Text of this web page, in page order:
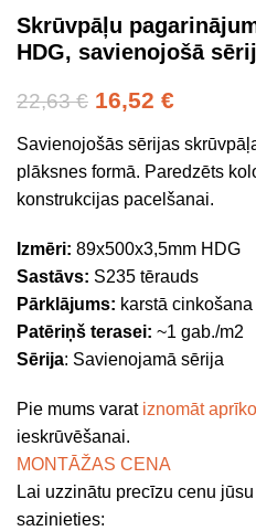
Skrūvpāļu
HDG, savienojošā
22,63€ 16,52 €
Savienojošās sērijas
plāksnes formā. Paredzēts
konstrukcijas pacelšanai.
Izmēri: 89x500x3,5mm HDG
Sastāvs: S235 tērauds
Pārklājums: karstā cinkošana
Patēriņš terasei: ~1 gab./m2
Sērija: Savienojamā sērija
Pie mums varat iznomāt
ieskrūvēšanai.
MONTĀŽAS CENA
Lai uzzinātu precīzu cenu
sazinieties: